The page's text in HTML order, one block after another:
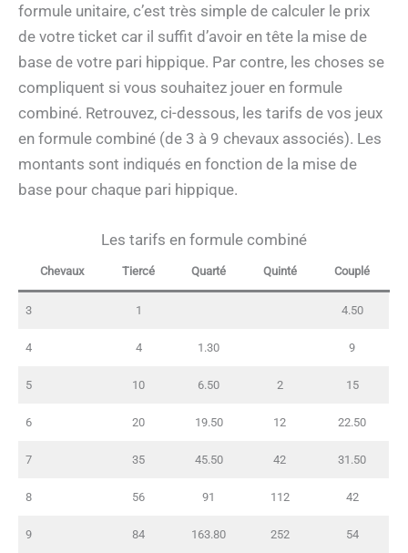
formule unitaire, c’est très simple de calculer le prix
de votre ticket car il suffit d’avoir en tête la mise de
base de votre pari hippique. Par contre, les choses se
compliquent si vous souhaitez jouer en formule
combiné. Retrouvez, ci-dessous, les tarifs de vos jeux
en formule combiné (de 3 à 9 chevaux associés). Les
montants sont indiqués en fonction de la mise de
base pour chaque pari hippique.
Les tarifs en formule combiné
Chevaux Tiercé Quarté Quinté Couplé
3 1 4.50
4 4 1.30 9
5 10 6.50 2 15
6 20 19.50 12 22.50
7 35 45.50 42 31.50
8 56 91 112 42
9 84 163.80 252 54